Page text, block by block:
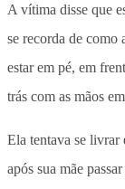
A vítima disse que
se recorda de como
estar em pé, em
trás com as mãos
Ela tentava se livrar
após sua mãe